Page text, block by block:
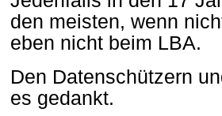
den meisten, wenn
eben nicht beim LBA.
Den Datenschützern
es gedankt.